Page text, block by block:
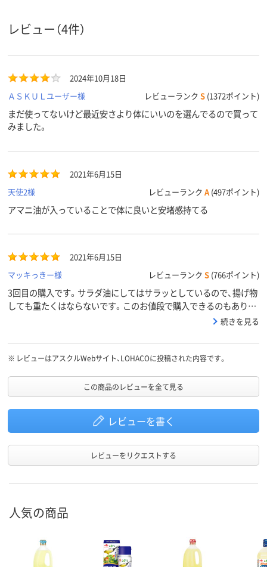
レビュー（4件）
2024年10月18日
ＡＳＫＵＬユーザー様
レビューランク S (1372ポイント)
まだ使ってないけど最近安さより体にいいのを選んでるので買って
みました。
2021年6月15日
天使2様
レビューランク A (497ポイント)
アマニ油が入っていることで体に良いと安堵感持てる
2021年6月15日
マッキっきー様
レビューランク S (766ポイント)
3回目の購入です。サラダ油にしてはサラッとしているので、揚げ物
しても重たくはならないです。このお値段で購入できるのもありが
続きを見る
※ レビューはアスクルWebサイト、LOHACOに投稿された内容です。
この商品のレビューを全て見る
レビューを書く
レビューをリクエストする
人気の商品